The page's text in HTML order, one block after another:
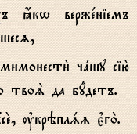
ћкw вержeніемъ
чaшу сію2
да бyдетъ.
ўкрэплsz є3го2.